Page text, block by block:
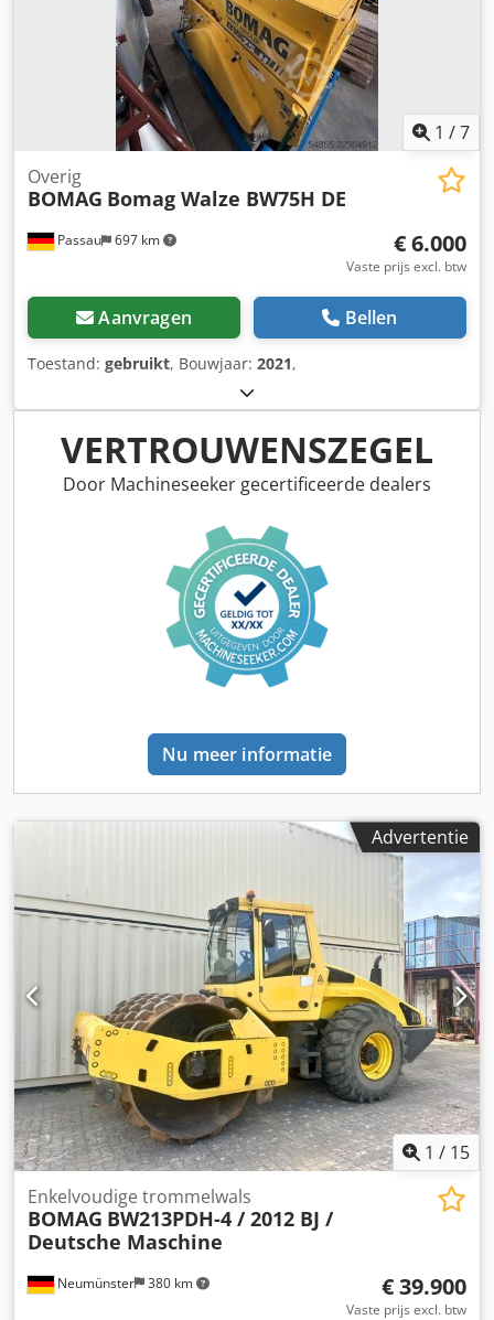
1 /7
Passau 697 km
Overig
BOMAG Bomag Walze BW75H DE
€ 6.000
Vaste prijs excl. btw
Aanvragen Bellen
Toestand: gebruikt, Bouwjaar: 2021,
VERTROUWENSZEGEL
Door Machineseeker gecertificeerde dealers
Nu meer informatie
Advertentie
1 / 15
Neumünster 380 km
Enkelvoudige trommelwals
BOMAG BW213PDH-4 / 2012 BJ /
Deutsche Maschine
€ 39.900
Vaste prijs excl. btw